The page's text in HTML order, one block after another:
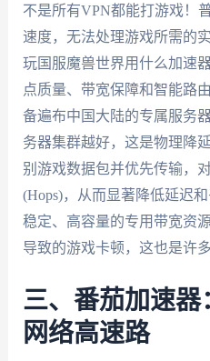
不是所有VPN都能打游戏！
速度，无法处理游戏所需的
玩国服魔兽世界用什么加速
点质量、带宽保障和智能路
备遍布中国大陆的专属服务
务器集群越好，这是物理降
别游戏数据包并优先传输，
(Hops)，从而显著降低延迟
稳定、高容量的专用带宽资
导致的游戏卡顿，这也是许
三、番茄加速器
网络高速路